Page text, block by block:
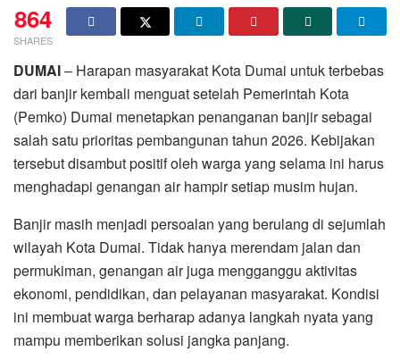
864
SHARES
DUMAI– Harapan masyarakat Kota Dumai untuk terbebas
dari banjir kembali menguat setelah Pemerintah Kota
(Pemko) Dumai menetapkan penanganan banjir sebagai
salah satu prioritas pembangunan tahun 2026. Kebijakan
tersebut disambut positif oleh warga yang selama ini harus
menghadapi genangan air hampir setiap musim hujan.
Banjir masih menjadi persoalan yang berulang di sejumlah
wilayah Kota Dumai. Tidak hanya merendam jalan dan
permukiman, genangan air juga mengganggu aktivitas
ekonomi, pendidikan, dan pelayanan masyarakat. Kondisi
ini membuat warga berharap adanya langkah nyata yang
mampu memberikan solusi jangka panjang.